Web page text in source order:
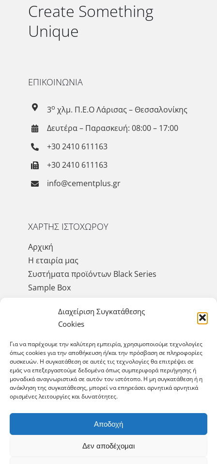
Διαχείριση Συγκατάθεσης
Cookies
Για να παρέχουμε την καλύτερη εμπειρία, χρησιμοποιούμε τεχνολογίες
όπως cookies για την αποθήκευση ή/και την πρόσβαση σε πληροφορίες
συσκευών. Η συγκατάθεση σε αυτές τις τεχνολογίες θα επιτρέψει σε
εμάς να επεξεργαστούμε δεδομένα όπως συμπεριφορά περιήγησης ή
μοναδικά αναγνωριστικά σε αυτόν τον ιστότοπο. Η μη συγκατάθεση ή η
ανάκληση της συγκατάθεσης, μπορεί να επηρεάσει αρνητικά αρνητικά
ορισμένες λειτουργίες και δυνατότητες.
Αποδοχή
Δεν αποδέχομαι
Create Something
Unique
ΕΠΙΚΟΙΝΩΝΙΑ
3ο χλμ. Π.Ε.Ο Λάρισας – Θεσσαλονίκης
Δευτέρα – Παρασκευή: 08:00 – 17:00
+30 2410 611163
+30 2410 611163
info@cementplus.gr
ΧΑΡΤΗΣ ΙΣΤΟΧΩΡΟΥ
Αρχική
Η εταιρία μας
Συστήματα προϊόντων Black Series
Sample Box
Σεμινάρια
Αειφορία & Περιβάλλον
Επικοινωνία
GET SOCIAL